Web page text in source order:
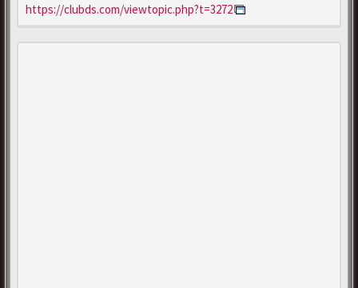
https://clubds.com/viewtopic.php?t=3272